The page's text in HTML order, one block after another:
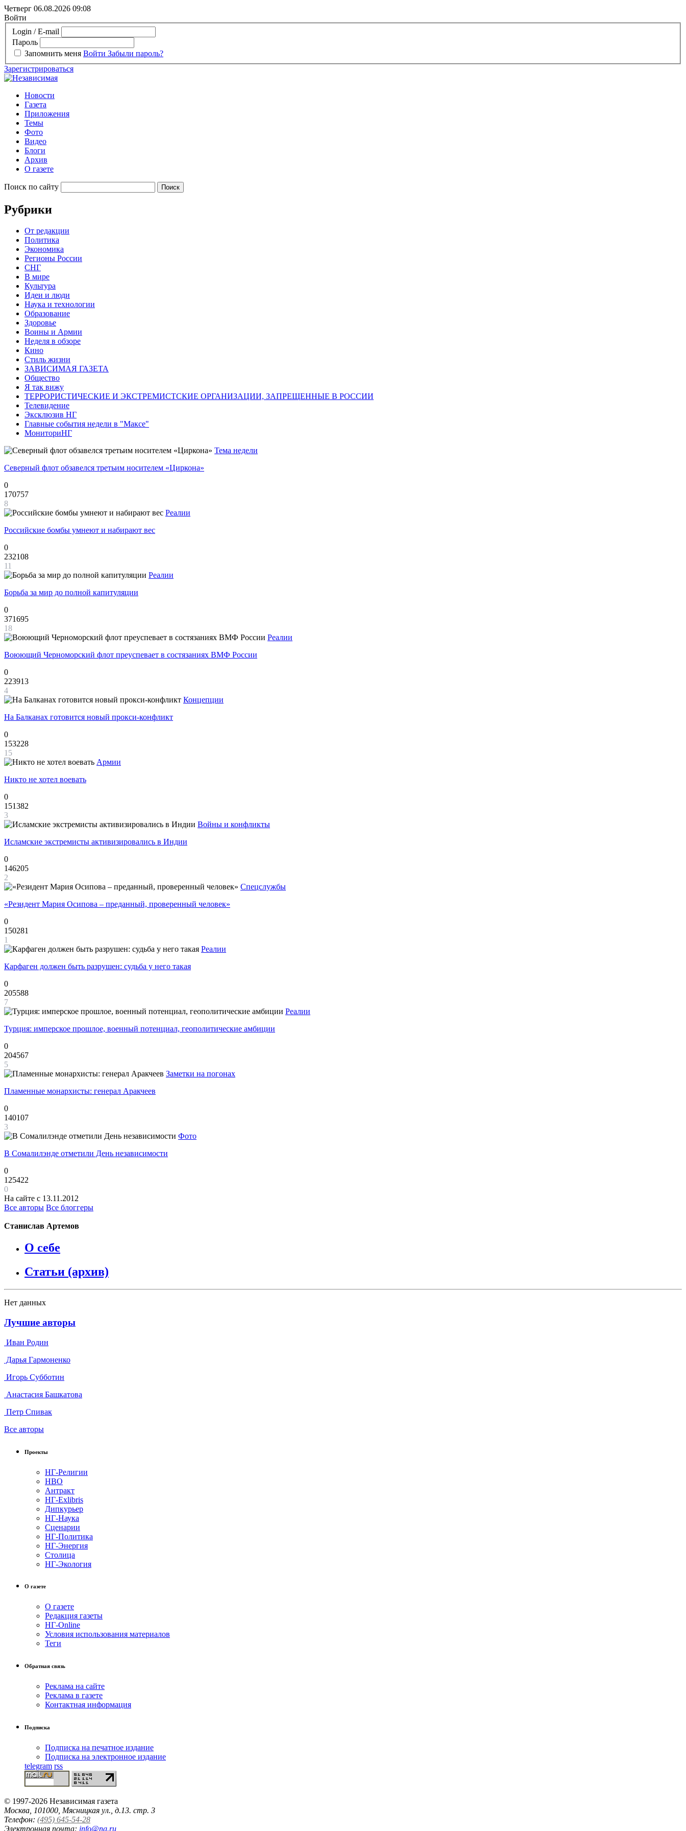
Четверг 06.08.2026 09:08
Войти
Login / E-mail
Пароль
Запомнить меня Войти Забыли пароль?
Зарегистрироваться
Новости
Газета
Приложения
Темы
Фото
Видео
Блоги
Архив
О газете
Поиск по сайту
Рубрики
От редакции
Политика
Экономика
Регионы России
СНГ
В мире
Культура
Идеи и люди
Наука и технологии
Образование
Здоровье
Воины и Армии
Неделя в обзоре
Кино
Стиль жизни
ЗАВИСИМАЯ ГАЗЕТА
Общество
Я так вижу
ТЕРРОРИСТИЧЕСКИЕ И ЭКСТРЕМИСТСКИЕ ОРГАНИЗАЦИИ, ЗАПРЕЩЕННЫЕ В РОССИИ
Телевидение
Эксклюзив НГ
Главные события недели в "Максе"
МониториНГ
Тема недели
Северный флот обзавелся третьим носителем «Циркона»
0
170757
8
Реалии
Российские бомбы умнеют и набирают вес
0
232108
11
Реалии
Борьба за мир до полной капитуляции
0
371695
18
Реалии
Воюющий Черноморский флот преуспевает в состязаниях ВМФ России
0
223913
4
Концепции
На Балканах готовится новый прокси-конфликт
0
153228
15
Армии
Никто не хотел воевать
0
151382
3
Войны и конфликты
Исламские экстремисты активизировались в Индии
0
146205
2
Спецслужбы
«Резидент Мария Осипова – преданный, проверенный человек»
0
150281
1
Реалии
Карфаген должен быть разрушен: судьба у него такая
0
205588
7
Реалии
Турция: имперское прошлое, военный потенциал, геополитические амбиции
0
204567
5
Заметки на погонах
Пламенные монархисты: генерал Аракчеев
0
140107
3
Фото
В Сомалилэнде отметили День независимости
0
125422
0
На сайте с 13.11.2012
Все авторы Все блоггеры
Станислав Артемов
О себе
Статьи (архив)
Нет данных
Лучшие авторы
Иван Родин
Дарья Гармоненко
Игорь Субботин
Анастасия Башкатова
Петр Спивак
Все авторы
Проекты
НГ-Религии
НВО
Антракт
НГ-Exlibris
Дипкурьер
НГ-Наука
Сценарии
НГ-Политика
НГ-Энергия
Столица
НГ-Экология
О газете
О газете
Редакция газеты
НГ-Online
Условия использования материалов
Теги
Обратная связь
Реклама на сайте
Реклама в газете
Контактная информация
Подписка
Подписка на печатное издание
Подписка на электронное издание
telegram rss
© 1997-2026 Независимая газета
Москва, 101000, Мясницкая ул., д.13. стр. 3
Телефон: (495) 645-54-28
Электронная почта: info@ng.ru